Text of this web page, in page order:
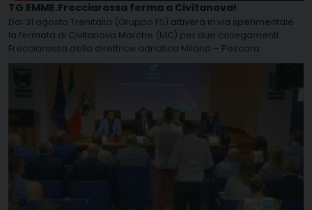
TG EMME.Frecciarossa ferma a Civitanova!
Dal 31 agosto Trenitalia (Gruppo FS) attiverà in via sperimentale
la fermata di Civitanova Marche (MC) per due collegamenti
Frecciarossa della direttrice adriatica Milano – Pescara.